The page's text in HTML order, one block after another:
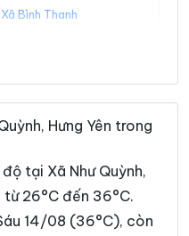
Xã Bình Thanh
Xã Diên Hà
Xã Đồng Bằng
Xã Đông Thái Ninh
Xã Đông Tiền Hải
Hưng Yên trong
tại Xã Như Quỳnh,
26°C đến 36°C.
14/08 (36°C), còn